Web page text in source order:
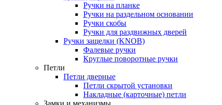
Ручки на планке
Ручки на раздельном основании
Ручки скобы
Ручки для раздвижных дверей
Ручки защелки (KNOB)
Фалевые ручки
Круглые поворотные ручки
Петли
Петли дверные
Петли скрытой установки
Накладные (карточные) петли
Замки и механизмы